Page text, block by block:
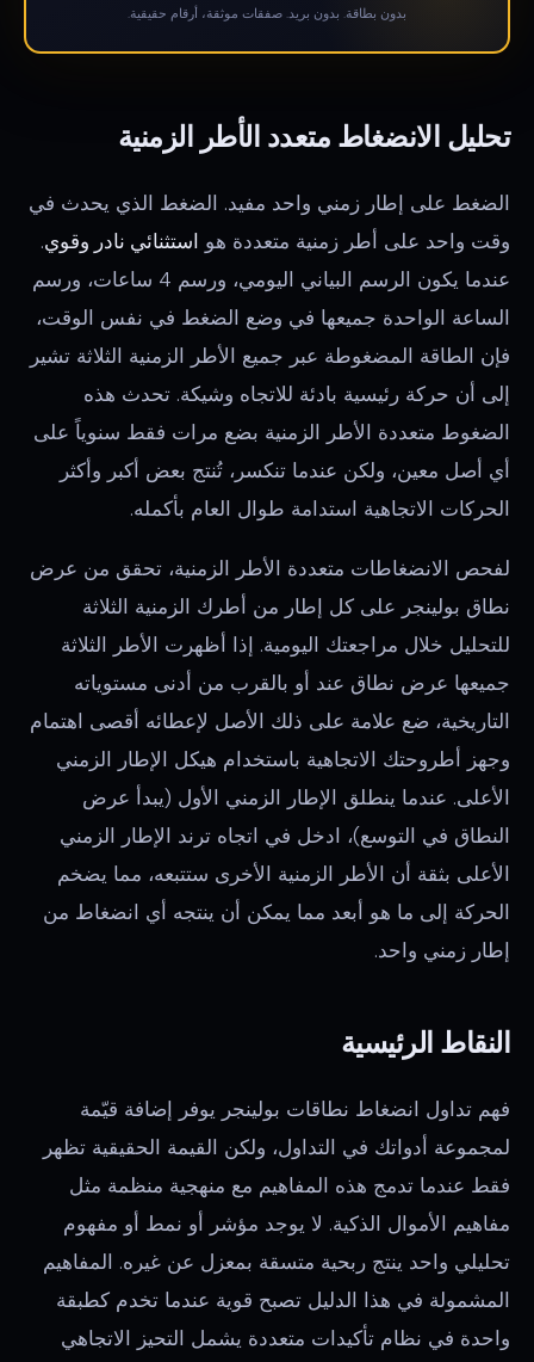
بدون بطاقة. بدون بريد. صفقات موثقة، أرقام حقيقية.
تحليل الانضغاط متعدد الأطر الزمنية
الضغط على إطار زمني واحد مفيد. الضغط الذي يحدث في
وقت واحد على أطر زمنية متعددة هو استثنائي نادر وقوي.
عندما يكون الرسم البياني اليومي، ورسم 4 ساعات، ورسم
الساعة الواحدة جميعها في وضع الضغط في نفس الوقت،
فإن الطاقة المضغوطة عبر جميع الأطر الزمنية الثلاثة تشير
إلى أن حركة رئيسية بادئة للاتجاه وشيكة. تحدث هذه
الضغوط متعددة الأطر الزمنية بضع مرات فقط سنوياً على
أي أصل معين، ولكن عندما تنكسر، تُنتج بعض أكبر وأكثر
الحركات الاتجاهية استدامة طوال العام بأكمله.
لفحص الانضغاطات متعددة الأطر الزمنية، تحقق من عرض
نطاق بولينجر على كل إطار من أطرك الزمنية الثلاثة
للتحليل خلال مراجعتك اليومية. إذا أظهرت الأطر الثلاثة
جميعها عرض نطاق عند أو بالقرب من أدنى مستوياته
التاريخية، ضع علامة على ذلك الأصل لإعطائه أقصى اهتمام
وجهز أطروحتك الاتجاهية باستخدام هيكل الإطار الزمني
الأعلى. عندما ينطلق الإطار الزمني الأول (يبدأ عرض
النطاق في التوسع)، ادخل في اتجاه ترند الإطار الزمني
الأعلى بثقة أن الأطر الزمنية الأخرى ستتبعه، مما يضخم
الحركة إلى ما هو أبعد مما يمكن أن ينتجه أي انضغاط من
إطار زمني واحد.
النقاط الرئيسية
فهم تداول انضغاط نطاقات بولينجر يوفر إضافة قيّمة
لمجموعة أدواتك في التداول، ولكن القيمة الحقيقية تظهر
فقط عندما تدمج هذه المفاهيم مع منهجية منظمة مثل
مفاهيم الأموال الذكية. لا يوجد مؤشر أو نمط أو مفهوم
تحليلي واحد ينتج ربحية متسقة بمعزل عن غيره. المفاهيم
المشمولة في هذا الدليل تصبح قوية عندما تخدم كطبقة
واحدة في نظام تأكيدات متعددة يشمل التحيز الاتجاهي